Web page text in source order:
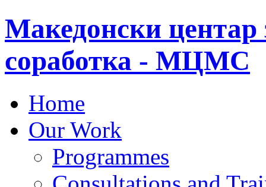
Македонски центар
соработка - МЦМС
Home
Our Work
Programmes